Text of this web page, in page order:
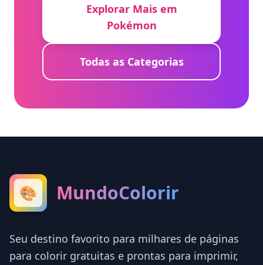
Explorar Mais em
Pokémon
Todas as Categorias
🎨 MundoColorir
Seu destino favorito para milhares de páginas
para colorir gratuitas e prontas para imprimir,